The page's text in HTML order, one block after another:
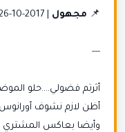
📌 مجهول
---
أثرتم فضولي....حلو
أظن لازم نشوف أورانوس
وأيضا بعاكس